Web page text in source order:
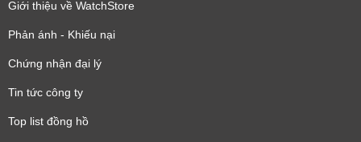
Giới thiệu về WatchStore
Phản ánh - Khiếu nại
Chứng nhận đại lý
Tin tức công ty
Top list đồng hồ